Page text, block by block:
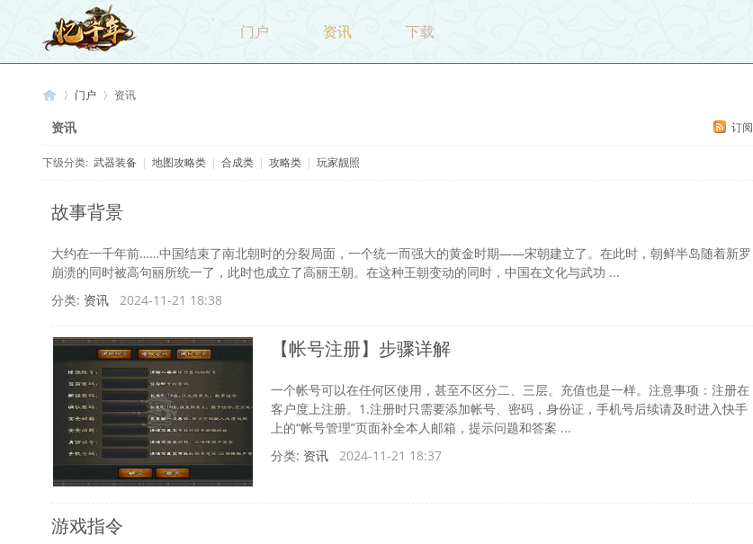
门户 资讯 下载
忆
年-
›
门户
›
资讯
订阅
资讯
下级分类: 武器装备 | 地图攻略类 | 合成类 | 攻略类 | 玩家靓照
故事背景
大约在一千年前……中国结束了南北朝时的分裂局面，一个统一而强大的黄金时期——宋朝建立了。在此时，朝鲜半岛随着新罗
崩溃的同时被高句丽所统一了，此时也成立了高丽王朝。在这种王朝变动的同时，中国在文化与武功 ...
分类: 资讯 2024-11-21 18:38
【帐号注册】步骤详解
一个帐号可以在任何区使用，甚至不区分二、三层。充值也是一样。注意事项：注册在
客户度上注册。1.注册时只需要添加帐号、密码，身份证，手机号后续请及时进入快手
上的“帐号管理”页面补全本人邮箱，提示问题和答案 ...
分类: 资讯 2024-11-21 18:37
游戏指令